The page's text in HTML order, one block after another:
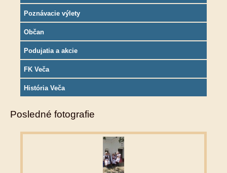
Poznávacie výlety
Občan
Podujatia a akcie
FK Veča
História Veča
Posledné fotografie